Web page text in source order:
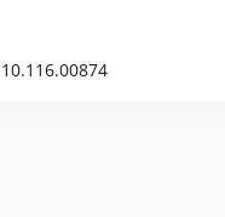
10.116.00874